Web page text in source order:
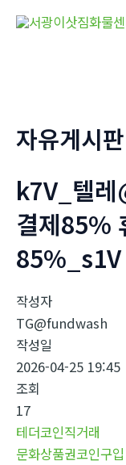
자유게시판
k7V_텔
결제85%
85%_s1V
작성자
TG@fundwash
작성일
2026-04-25 19:45
조회
17
테더코인직거래
문화상품권코인구입